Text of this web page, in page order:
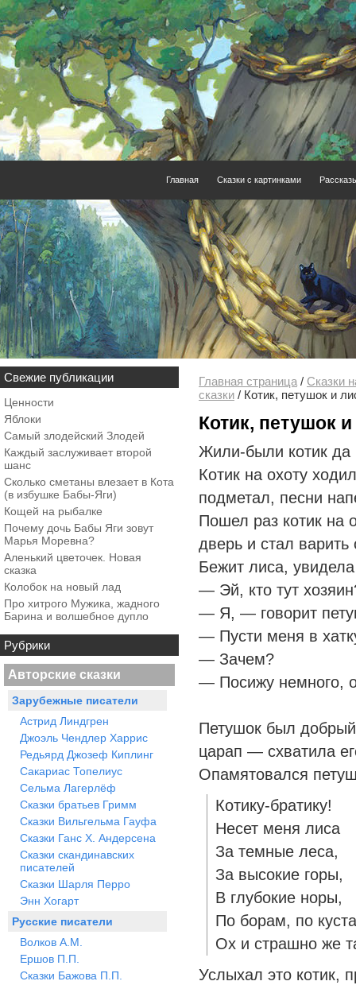
Главная Сказки с картинками
Свежие публикации
Ценности
Яблоки
Самый злодейский Злодей
Каждый заслуживает второй
шанс
Сколько сметаны влезает в Кота
(в избушке Бабы-Яги)
Кощей на рыбалке
Почему дочь Бабы Яги зовут
Марья Моревна?
Аленький цветочек. Новая
сказка
Колобок на новый лад
Про хитрого Мужика, жадного
Барина и волшебное дупло
Рубрики
Авторские сказки
Зарубежные писатели
Астрид Линдгрен
Джоэль Чендлер Харрис
Редьярд Джозеф Киплинг
Сакариас Топелиус
Сельма Лагерлёф
Сказки братьев Гримм
Сказки Вильгельма Гауфа
Сказки Ганс Х. Андерсена
Сказки скандинавских
писателей
Сказки Шарля Перро
Энн Хогарт
Русские писатели
Волков А.М.
Ершов П.П.
Сказки Бажова П.П.
Главная страница / Сказки
сказки / Котик, петушок и
Котик, петушок
Жили-были котик
Котик на охоту
подметал, песни
Пошел раз котик на
дверь и стал варить
Бежит лиса,
— Эй, кто тут
— Я, — говорит
— Пусти меня в
— Зачем?
— Посижу немного,
Петушок был
царап — схватила
Опамятовался
Котику-братику!
Несет меня лиса
За темные леса,
За высокие горы,
В глубокие норы,
По борам, по
Ох и страшно же
Услыхал это котик,